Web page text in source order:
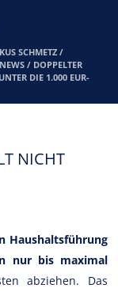
SCHMETZ /
NEWS / DOPPELTER
DIE 1.000 EUR-
NICHT
Haushaltsführung
nur bis maximal
abziehen. Das